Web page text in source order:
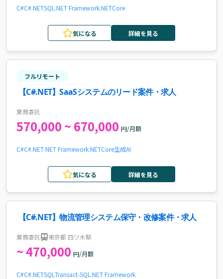
C#C#.NETSQL .NET Framework.NETCore
気になる 詳細を見る
フルリモート
【C#.NET】SaaSシステムのリード案件・求人
業務委託
570,000 ~ 670,000 円/月額
C#C#.NET.NET Framework.NETCore生成AI
気になる 詳細を見る
【C#.NET】物流管理システム保守・改修案件・求人
業務委託 東京都 四ツ木駅
~ 470,000 円/月額
C#C#.NETSQL Transact-SQL .NET Framework